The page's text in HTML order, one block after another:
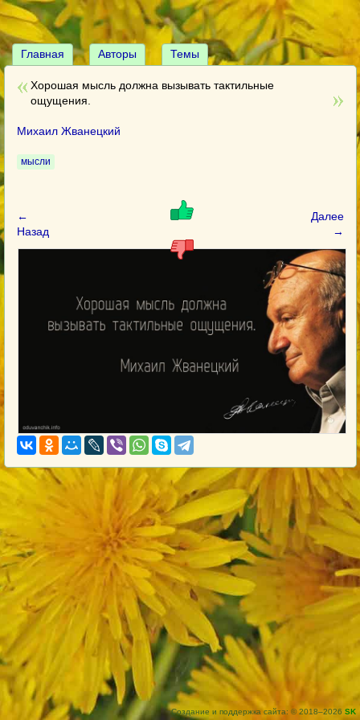
Главная Авторы Темы
Хорошая мысль должна вызывать тактильные
ощущения.
Михаил Жванецкий
мысли
←
Назад
Далее
→
Создание и поддержка сайта: © 2018–2026 SK